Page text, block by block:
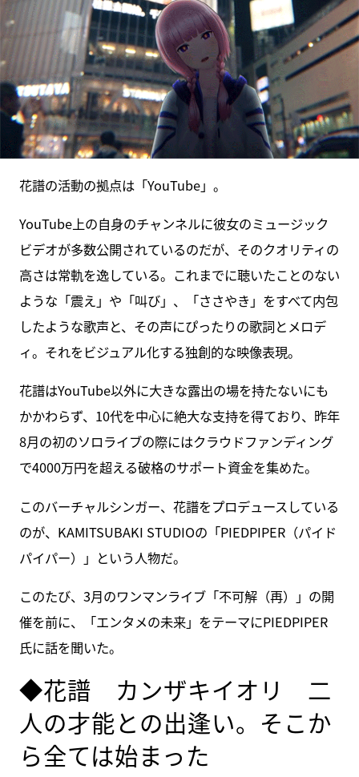
花譜の活動の拠点は「YouTube」。
YouTube上の自身のチャンネルに彼女のミュージック
ビデオが多数公開されているのだが、そのクオリティの
高さは常軌を逸している。これまでに聴いたことのない
ような「震え」や「叫び」、「ささやき」をすべて内包
したような歌声と、その声にぴったりの歌詞とメロデ
ィ。それをビジュアル化する独創的な映像表現。
花譜はYouTube以外に大きな露出の場を持たないにも
かかわらず、10代を中心に絶大な支持を得ており、昨年
8月の初のソロライブの際にはクラウドファンディング
で4000万円を超える破格のサポート資金を集めた。
このバーチャルシンガー、花譜をプロデュースしている
のが、KAMITSUBAKI STUDIOの「PIEDPIPER（パイド
パイパー）」という人物だ。
このたび、3月のワンマンライブ「不可解（再）」の開
催を前に、「エンタメの未来」をテーマにPIEDPIPER
氏に話を聞いた。
◆花譜 カンザキイオリ 二
人の才能との出逢い。そこか
ら全ては始まった